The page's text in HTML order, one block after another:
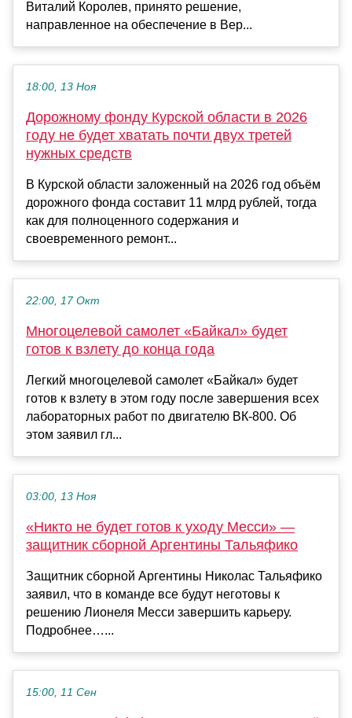
Виталий Королев, принято решение,
направленное на обеспечение в Вер...
18:00, 13 Ноя
Дорожному фонду Курской области в 2026
году не будет хватать почти двух третей
нужных средств
В Курской области заложенный на 2026 год объём
дорожного фонда составит 11 млрд рублей, тогда
как для полноценного содержания и
своевременного ремонт...
22:00, 17 Окт
Многоцелевой самолет «Байкал» будет
готов к взлету до конца года
Легкий многоцелевой самолет «Байкал» будет
готов к взлету в этом году после завершения всех
лабораторных работ по двигателю ВК-800. Об
этом заявил гл...
03:00, 13 Ноя
«Никто не будет готов к уходу Месси» —
защитник сборной Аргентины Тальяфико
Защитник сборной Аргентины Николас Тальяфико
заявил, что в команде все будут неготовы к
решению Лионеля Месси завершить карьеру.
Подробнее…...
15:00, 11 Сен